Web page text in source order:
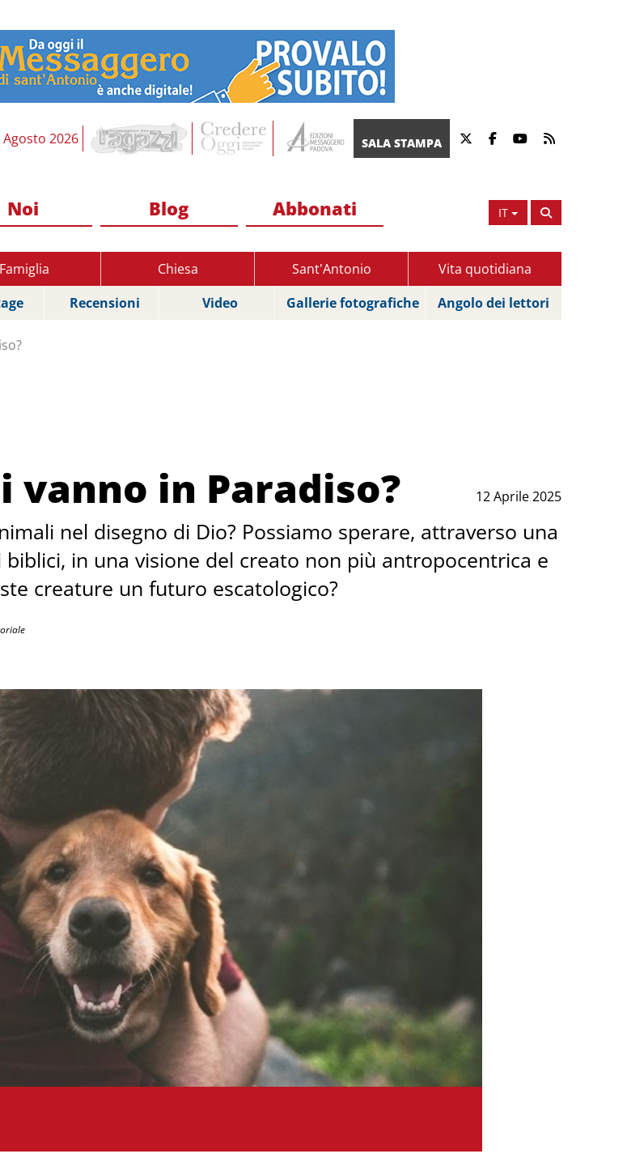
Agosto 2026 SALA STAMPA
IT
Noi Blog Abbonati
Famiglia Chiesa Sant'Antonio
Vita quotidiana
Recensioni Video Gallerie fotografiche Angolo dei lettori
12 Aprile 2025
vanno in Paradiso?
nel disegno di Dio? Possiamo sperare, attraverso una
in una visione del creato non più antropocentrica e
creature un futuro escatologico?